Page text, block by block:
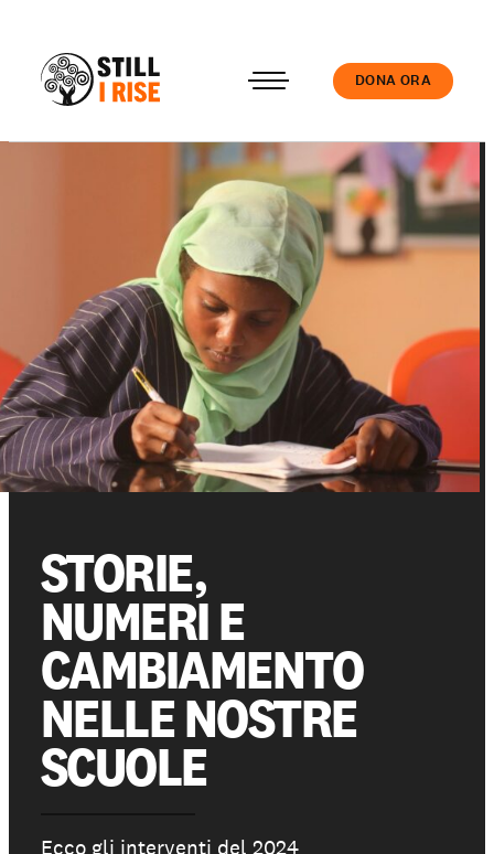
Chi siamo
Il nostro lavoro
Le nostre Scuole
Partecipa
Sostienici
Shop solidale
DONA ORA
STORIE,
NUMERI E
CAMBIAMENTO
NELLE NOSTRE
SCUOLE
Ecco gli interventi del 2024